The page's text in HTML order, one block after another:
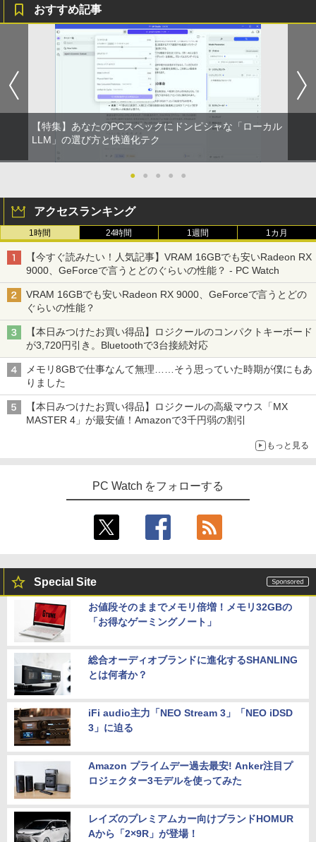
からだの厚みを薄くする [ 土屋元明 ]
￥1,540
軽量 ブルートゥースHi-Fi 最大36時間再生 ぶ
るーとゅーす コードレス ENCノイズキャン
セリング 自動ペアリング Type-C充電 マイク
付き 防水 タッチ式音量調整 スポーツ/通勤/通
学/WEB会議(ホワイト)
￥1,964
Xiaomi シャオミ REDMI Buds 8 Lite ワイヤ
レスイヤホン Bluetooth 5.4 ノイズキャンセ
リング ANC 36時間再生
￥250
BUGS LIFE
￥250
強炭酸水 ペットボトル 500ミリリットル (Sm
art Basic)
￥1,625
コカ・コーラ やかんの麦茶 from 爽健美茶 ラ
ベルレス 650mlPET×24本
￥2,009
￥572
スーパーの裏でヤニ吸うふたり 9巻 (デジタル
版ビッグガンガンコミックス)
￥810
おすすめ記事
【特集】あなたのPCスペックにドンピシャな「ローカル
LLM」の選び方と快適化テク
● ● ● ● ●
アクセスランキング
1時間 24時間 1週間 1カ月
【今すぐ読みたい！人気記事】VRAM 16GBでも安いRadeon RX
9000、GeForceで言うとどのぐらいの性能？ - PC Watch
VRAM 16GBでも安いRadeon RX 9000、GeForceで言うとどの
ぐらいの性能？
【本日みつけたお買い得品】ロジクールのコンパクトキーボード
が3,720円引き。Bluetoothで3台接続対応
メモリ8GBで仕事なんて無理……そう思っていた時期が僕にもあ
りました
【本日みつけたお買い得品】ロジクールの高級マウス「MX
MASTER 4」が最安値！Amazonで3千円弱の割引
もっと見る
PC Watch をフォローする
Special Site
お値段そのままでメモリ倍増！メモリ32GBの
「お得なゲーミングノート」
総合オーディオブランドに進化するSHANLING
とは何者か？
iFi audio主力「NEO Stream 3」「NEO iDSD
3」に迫る
Amazon プライムデー過去最安! Anker注目プ
ロジェクター3モデルを使ってみた
レイズのプレミアムカー向けブランドHOMUR
Aから「2×9R」が登場！